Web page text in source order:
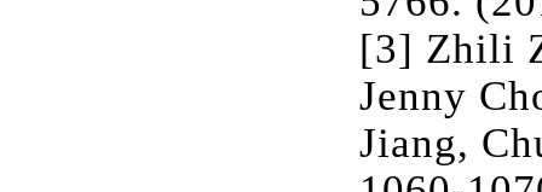
[3] Zhili
Jenny
Jiang,